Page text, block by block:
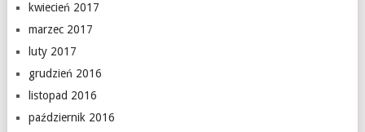
kwiecień 2017
marzec 2017
luty 2017
grudzień 2016
listopad 2016
październik 2016